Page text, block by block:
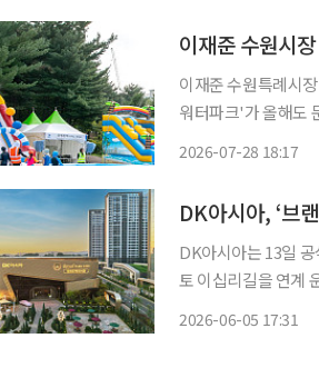
이재준 수원시
이재준 수원특례시
워터파크'가 올해도 문을
2026-07-28 18:17
DK아시아, ‘브
DK아시아는 13일
토 이십리길을 연계 운영한다고 5일 밝혔다
2026-06-05 17:31